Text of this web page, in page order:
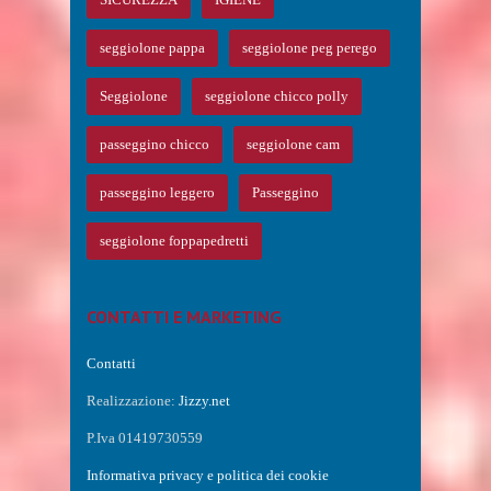
seggiolone pappa seggiolone peg perego
Seggiolone seggiolone chicco polly
passeggino chicco seggiolone cam
passeggino leggero Passeggino
seggiolone foppapedretti
CONTATTI E MARKETING
Contatti
Realizzazione: Jizzy.net
P.Iva 01419730559
Informativa privacy e politica dei cookie